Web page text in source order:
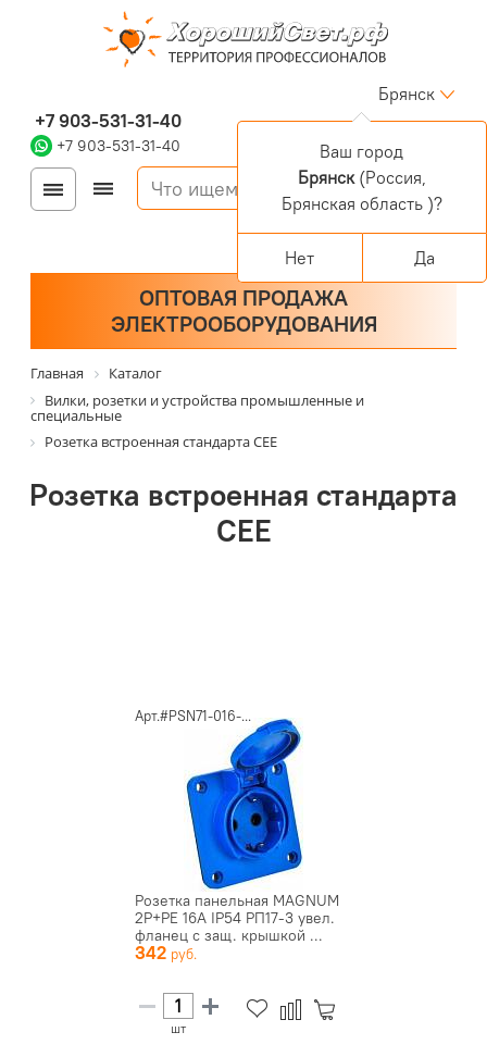
+7 903-531-31-40
+7 903-531-31-40
Брянск
Войти
Регистрация
Корзина
0 позиций
ОПТОВАЯ ПРОДАЖА
ЭЛЕКТРООБОРУДОВАНИЯ
Главная
Каталог
Вилки, розетки и устройства промышленные и
специальные
Розетка встроенная стандарта CEE
Розетка встроенная стандарта
CEE
Арт.#PSN71-016-...
Розетка панельная MAGNUM
2P+PE 16А IP54 РП17-3 увел.
фланец с защ. крышкой ...
342
шт
Ваш город
Брянск(Россия,
Брянская область )?
Нет Да